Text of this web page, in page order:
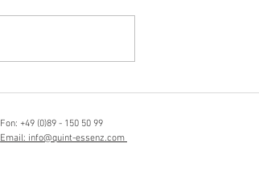
Fon: +49 (0)89 - 150 50 99
Email: info@quint-essenz.com